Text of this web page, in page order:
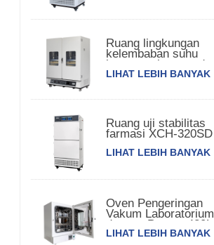
Ruang lingkungan
kelembaban suhu
konstan pintu ganda
LIHAT LEBIH BANYAK
Ruang uji stabilitas
farmasi XCH-320SD
LIHAT LEBIH BANYAK
Oven Pengeringan
Vakum Laboratorium
dengan Pompa 420L
LIHAT LEBIH BANYAK